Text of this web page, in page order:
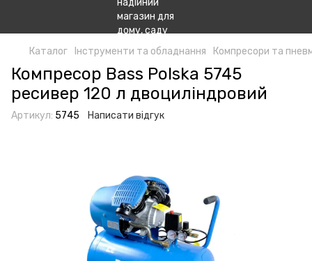
Каталог Інструменти та обладнання Компресори та
Компресор Bass Polska 5745
ресивер 120 л двоциліндровий
Артикул: 5745 Написати відгук